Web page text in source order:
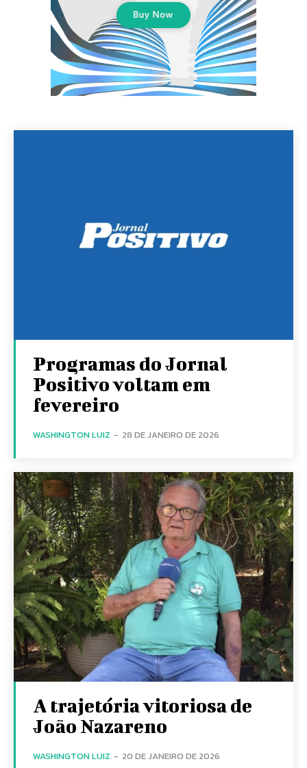
Programas do Jornal
Positivo voltam em
fevereiro
WASHINGTON LUIZ - 28 DE JANEIRO DE 2026
A trajetória vitoriosa de
João Nazareno
WASHINGTON LUIZ - 20 DE JANEIRO DE 2026